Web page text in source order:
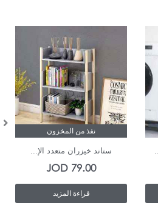
نفذ من المخزون
ستاند خيزران متعدد الإ...
79.00
JOD
قراءة المزيد